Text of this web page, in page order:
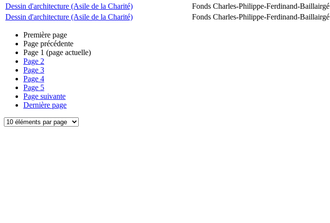
Dessin d'architecture (Asile de la Charité)
Fonds Charles-Philippe-Ferdinand-Baillairgé
Dessin d'architecture (Asile de la Charité)
Fonds Charles-Philippe-Ferdinand-Baillairgé
Première page
Page précédente
Page 1 (page actuelle)
Page 2
Page 3
Page 4
Page 5
Page suivante
Dernière page